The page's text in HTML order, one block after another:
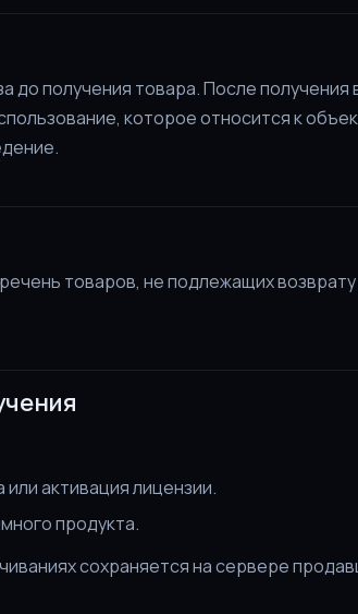
до получения товара. После
которое относится к
товаров, не подлежащих
активация лицензии.
продукта.
сохраняется на сервере